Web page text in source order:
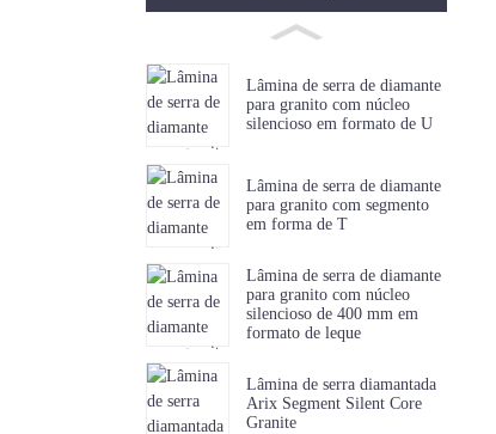
Lâmina de serra de diamante
para granito com núcleo
silencioso em formato de U
Lâmina de serra de diamante
para granito com segmento
em forma de T
Lâmina de serra de diamante
para granito com núcleo
silencioso de 400 mm em
formato de leque
Lâmina de serra diamantada
Arix Segment Silent Core
Granite